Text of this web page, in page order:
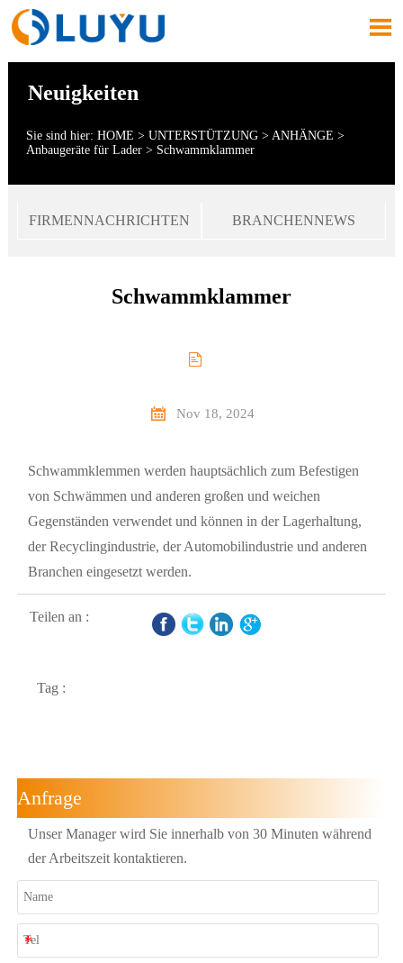

Neuigkeiten
Sie sind hier: HOME > UNTERSTÜTZUNG> ANHÄNGE >
Anbaugeräte für Lader> Schwammklammer
FIRMENNACHRICHTEN BRANCHENNEWS
Schwammklammer

 Nov 18, 2024
Schwammklemmen werden hauptsächlich zum Befestigen
von Schwämmen und anderen großen und weichen
Gegenständen verwendet und können in der Lagerhaltung,
der Recyclingindustrie, der Automobilindustrie und anderen
Branchen eingesetzt werden.
Teilen an :
Tag :
Anfrage
Unser Manager wird Sie innerhalb von 30 Minuten während
der Arbeitszeit kontaktieren.